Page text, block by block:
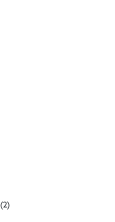
(2)